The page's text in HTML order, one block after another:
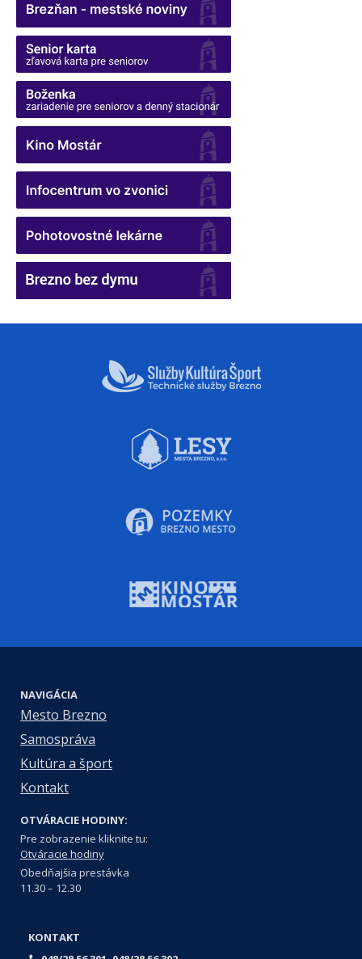
NAVIGÁCIA
Mesto Brezno
Samospráva
Kultúra a šport
Kontakt
OTVÁRACIE HODINY:
Pre zobrazenie kliknite tu:
Otváracie hodiny
Obedňajšia prestávka
11.30 – 12.30
KONTAKT